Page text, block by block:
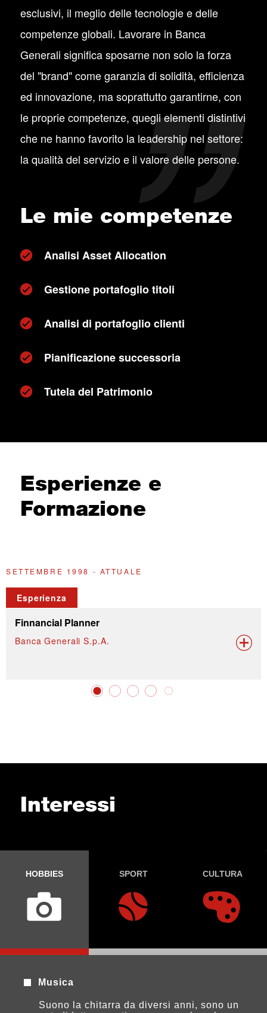
esclusivi, il meglio delle tecnologie e delle
competenze globali. Lavorare in Banca
Generali significa sposarne non solo la forza
del "brand" come garanzia di solidità, efficienza
ed innovazione, ma soprattutto garantirne, con
le proprie competenze, quegli elementi distintivi
che ne hanno favorito la leadership nel settore:
la qualità del servizio e il valore delle persone.
Le mie competenze
Analisi Asset Allocation
Gestione portafoglio titoli
Analisi di portafoglio clienti
Pianificazione successoria
Tutela del Patrimonio
Esperienze e
Formazione
SETTEMBRE 1998 - ATTUALE
Esperienza
Finnancial Planner
Banca Generali S.p.A.
Interessi
HOBBIES SPORT CULTURA
Musica
Suono la chitarra da diversi anni, sono un